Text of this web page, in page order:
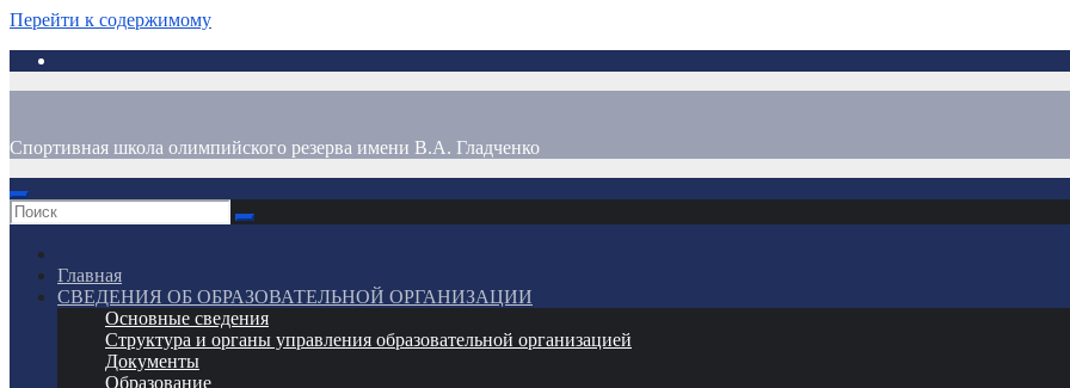
Перейти к содержимому
Спортивная школа олимпийского резерва имени В.А. Гладченко
Главная
СВЕДЕНИЯ ОБ ОБРАЗОВАТЕЛЬНОЙ ОРГАНИЗАЦИИ
Основные сведения
Структура и органы управления образовательной организацией
Документы
Образование